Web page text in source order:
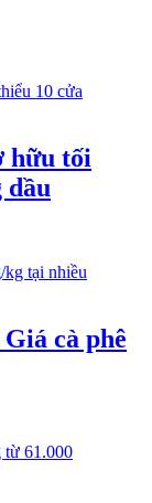
hữu tối
dầu
cà phê